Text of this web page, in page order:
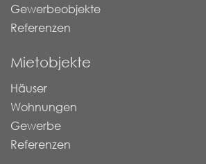
Gewerbeobjekte
Referenzen
Mietobjekte
Häuser
Wohnungen
Gewerbe
Referenzen